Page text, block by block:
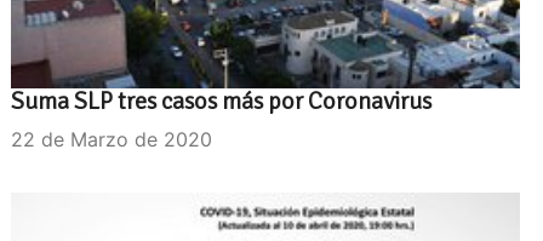
Suma SLP tres casos más por Coronavirus
22 de Marzo de 2020